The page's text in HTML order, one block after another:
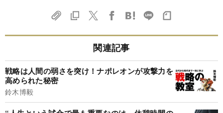
関連記事
戦略は人間の弱さを突け！ナポレオンが攻撃力を
高められた秘密
鈴木博毅